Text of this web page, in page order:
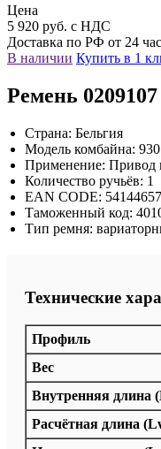
Цена
5 920 руб. с НДС
Доставка по РФ от 24
В наличии Купить в 1
Ремень
Страна: Бельгия
Модель комбайна:
Применение: Привод
Количество ручьёв: 1
EAN CODE:
Таможенный код:
Тип ремня:
Технические
Профиль
Вес
Внутренняя длина
Расчётная длина